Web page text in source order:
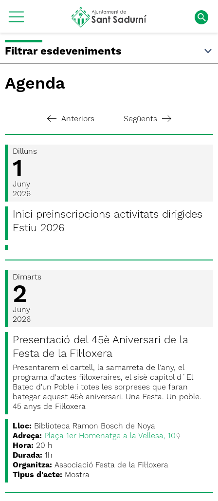
Filtrar esdeveniments
Agenda
Anteriors Següents
Dilluns
1
Juny
2026
Inici preinscripcions activitats dirigides
Estiu 2026
Dimarts
2
Juny
2026
Presentació del 45è Aniversari de la
Festa de la Fil·loxera
Presentarem el cartell, la samarreta de l'any, el
programa d'actes fil·loxeraires, el sisè capítol d´El
Batec d'un Poble i totes les sorpreses que faran
bategar aquest 45è aniversari. Una Festa. Un poble.
45 anys de Fil·loxera
Lloc: Biblioteca Ramon Bosch de Noya
Adreça: Plaça 1er Homenatge a la Vellesa, 10
Hora: 20 h
Durada: 1h
Organitza: Associació Festa de la Fil·loxera
Tipus d'acte: Mostra